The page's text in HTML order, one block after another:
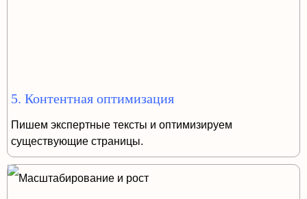
5. Контентная оптимизация
Пишем экспертные тексты и оптимизируем
существующие страницы.